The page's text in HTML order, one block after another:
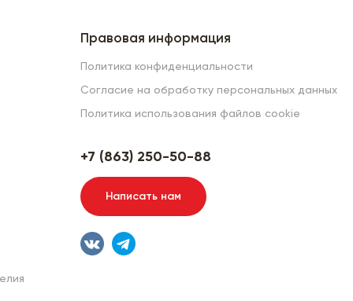
Правовая информация
Политика конфиденциальности
Согласие на обработку персональных данных
Политика использования файлов cookie
+7 (863) 250-50-88
Написать нам